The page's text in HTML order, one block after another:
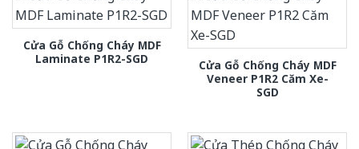
Cửa Gỗ Chống Cháy MDF
Laminate P1R2-SGD
Cửa Gỗ Chống Cháy MDF
Veneer P1R2 Căm Xe-
SGD